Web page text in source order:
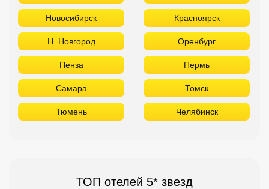
Новосибирск Красноярск
Н. Новгород Оренбург
Пенза Пермь
Самара Томск
Тюмень Челябинск
ТОП отелей 5* звезд